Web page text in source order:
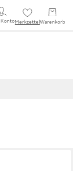
KontoMerkzettel Warenkorb